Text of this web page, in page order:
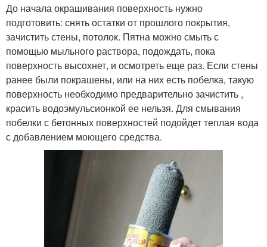
До начала окрашивания поверхность нужно
подготовить: снять остатки от прошлого покрытия,
зачистить стены, потолок. Пятна можно смыть с
помощью мыльного раствора, подождать, пока
поверхность высохнет, и осмотреть еще раз. Если стены
ранее были покрашены, или на них есть побелка, такую
поверхность необходимо предварительно зачистить ,
красить водоэмульсионкой ее нельзя. Для смывания
побелки с бетонных поверхностей подойдет теплая вода
с добавлением моющего средства.